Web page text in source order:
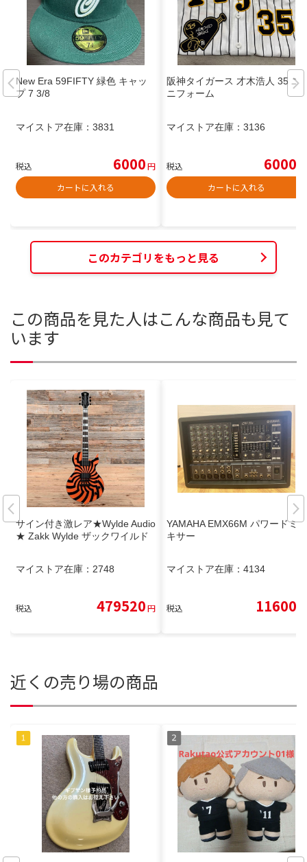
New Era 59FIFTY 緑色 キャッ
プ 7 3/8
マイストア在庫： 3831
税込 6000円
カートに入れる
阪神タイガース 才木浩人 35 ユ
ニフォーム
マイストア在庫： 3136
税込 6000
カートに入れる
このカテゴリをもっと見る
この商品を見た人はこんな商品も見て
います
サイン付き激レア★Wylde Audio
★ Zakk Wylde ザックワイルド
マイストア在庫： 2748
税込 479520円
YAMAHA EMX66M パワードミ
キサー
マイストア在庫： 4134
税込 11600
近くの売り場の商品